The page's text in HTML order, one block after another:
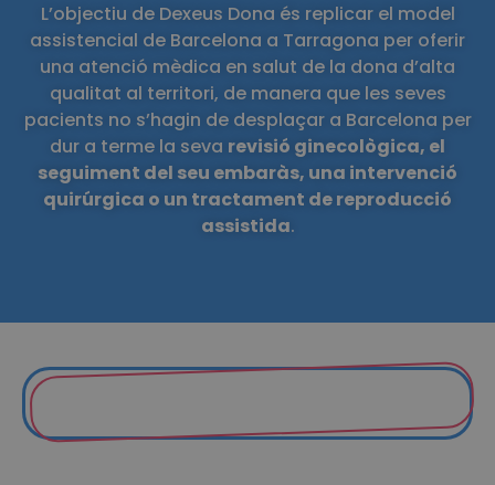
L’objectiu de Dexeus Dona és replicar el model
assistencial de Barcelona a Tarragona per oferir
una atenció mèdica en salut de la dona d’alta
qualitat al territori, de manera que les seves
pacients no s’hagin de desplaçar a Barcelona per
dur a terme la seva revisió ginecològica, el
seguiment del seu embaràs, una intervenció
quirúrgica o un tractament de reproducció
assistida.